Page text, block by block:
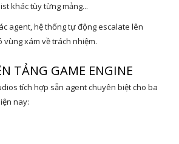
khác tùy từng mảng...
agent, hệ thống tự động escalate lên
vùng xám về trách nhiệm.
TẢNG GAME ENGINE
tích hợp sẵn agent chuyên biệt cho ba
nay: